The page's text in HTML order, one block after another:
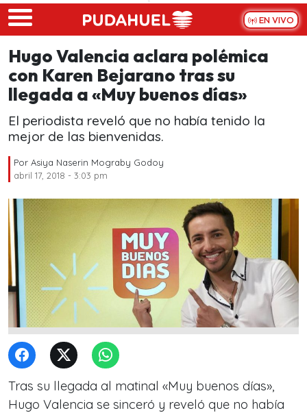
Skip to main content
EN VIVO
Hugo Valencia aclara polémica
con Karen Bejarano tras su
llegada a «Muy buenos días»
El periodista reveló que no había tenido la
mejor de las bienvenidas.
Por Asiya Naserin Mograby Godoy
abril 17, 2018 - 3:03 pm
Tras su llegada al matinal «Muy buenos días»,
Hugo Valencia se sinceró y reveló que no había